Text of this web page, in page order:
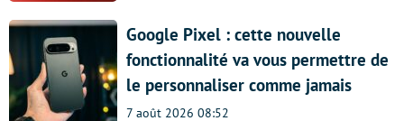
Google Pixel : cette nouvelle
fonctionnalité va vous permettre de
le personnaliser comme jamais
7 août 2026 08:52